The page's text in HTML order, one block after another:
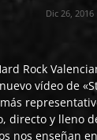
Dic 26, 2016
Rock
vídeo de
directo y lleno
nos enseñan